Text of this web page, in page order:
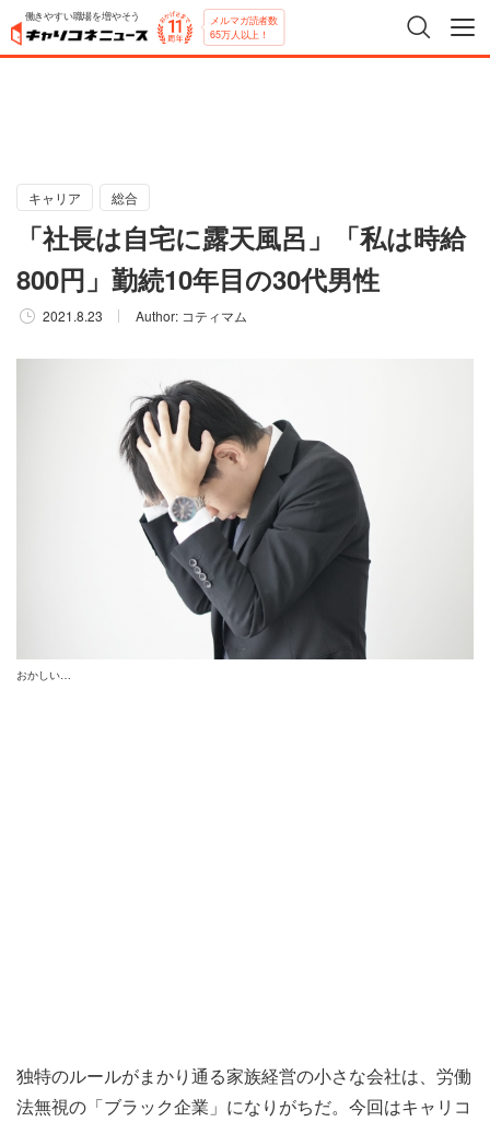
働きやすい職場を増やそう メルマガ読者数
65万人以上！
キャリア 総合
「社長は自宅に露天風呂」「私は時給
800円」勤続10年目の30代男性
2021.8.23 Author: コティマム
おかしい…
独特のルールがまかり通る家族経営の小さな会社は、労働
法無視の「ブラック企業」になりがちだ。今回はキャリコ